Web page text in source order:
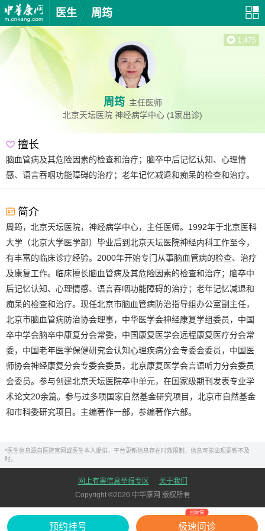
医生 周筠
周筠 主任医师
北京天坛医院 神经病学中心 (1家出诊)
1,475
擅长
脑血管病及其危险因素的检查和治疗；脑卒中后记忆认知、心理情
感、语言吞咽功能障碍的治疗；老年记忆减退和痴呆的检查和治疗。
简介
周筠，北京天坛医院，神经病学中心，主任医师。1992年于北京医科
大学（北京大学医学部）毕业后到北京天坛医院神经内科工作至今，
有丰富的临床诊疗经验。2000年开始专门从事脑血管病的检查、治疗
及康复工作。临床擅长脑血管病及其危险因素的检查和治疗；脑卒中
后记忆认知、心理情感、语言吞咽功能障碍的治疗；老年记忆减退和
痴呆的检查和治疗。现任北京市脑血管病防治指导组办公室副主任，
北京市脑血管病防治协会理事，中华医学会神经康复学组委员，中国
卒中学会脑卒中康复分会常委，中国康复医学会远程康复医疗分会常
委，中国老年医学保健研究会认知心理疾病分会专委会委员，中国医
师协会神经康复分会专委会委员，北京康复医学会言语听力分会委员
会委员。参与创建北京天坛医院卒中单元，在国家级期刊发表专业学
术论文20余篇。参与过多项国家自然基金研究项目，北京市自然基金
和市科委研究项目。主编著作一部，参编著作六部。
*医生信息源自医院官网或医生本人提供，平台更新信息存在时效限制，信息可能出现更新不及
时。
网上有害信息举报专区
关于我们
Copyright ©2026 中华康网 版权所有
预约挂号 极速问诊
回复快